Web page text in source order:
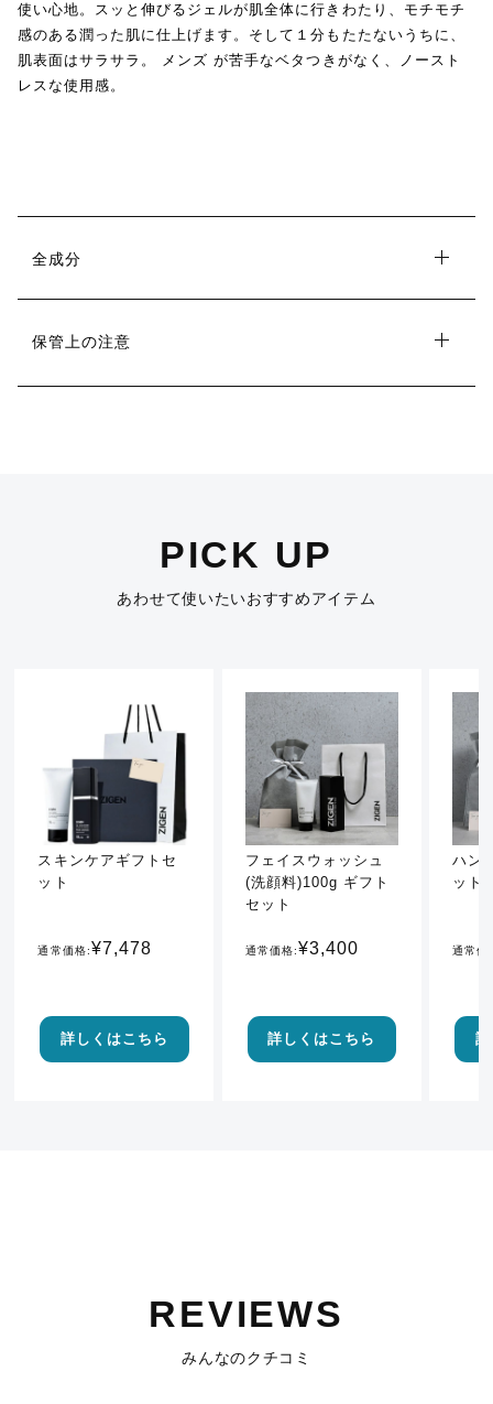
使い心地。スッと伸びるジェルが肌全体に行きわたり、モチモチ
感のある潤った肌に仕上げます。そして１分もたたないうちに、
肌表面はサラサラ。 メンズ が苦手なベタつきがなく、ノースト
レスな使用感。
全成分
保管上の注意
PICK UP
あわせて使いたいおすすめアイテム
スキンケアギフトセ
ット
通常価格:¥7,478
詳しくはこちら
フェイスウォッシュ
(洗顔料)100g ギフト
セット
通常価格:¥3,400
詳しくはこちら
ハン
ット
通常価
REVIEWS
みんなのクチコミ